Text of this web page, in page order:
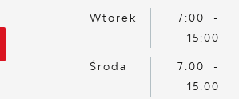
Wtorek
7:00 -
15:00
Środa
7:00 -
15:00